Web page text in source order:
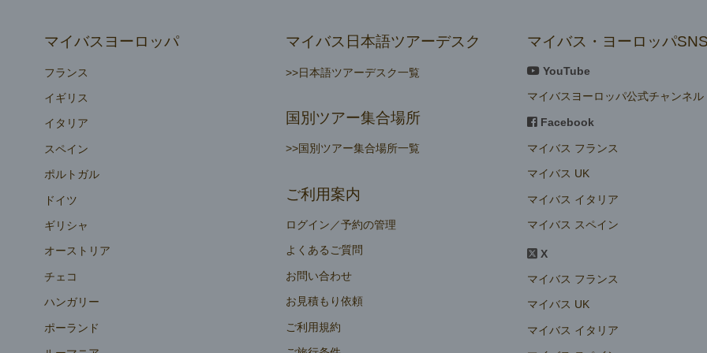
マイバスヨーロッパ
フランス
イギリス
イタリア
スペイン
ポルトガル
ドイツ
ギリシャ
オーストリア
チェコ
ハンガリー
ポーランド
マイバス日本語ツアーデスク
>>日本語ツアーデスク一覧
国別ツアー集合場所
>>国別ツアー集合場所一覧
ご利用案内
ログイン／予約の管理
よくあるご質問
お問い合わせ
お見積もり依頼
ご利用規約
マイバス・ヨーロッパ
YouTube
マイバスヨーロッパ公式チャンネル
Facebook
マイバス フランス
マイバス UK
マイバス イタリア
マイバス スペイン
X
マイバス フランス
マイバス UK
マイバス イタリア